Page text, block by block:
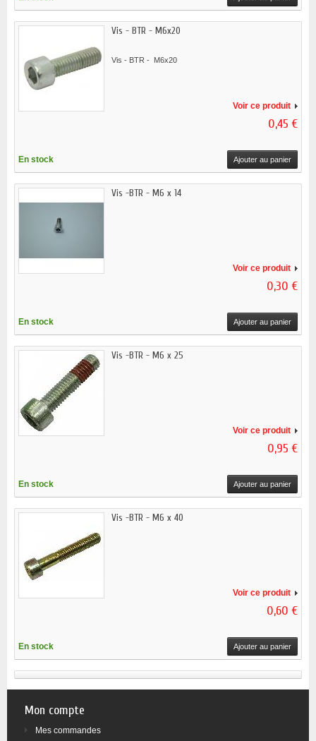
Vis - BTR - M6x20
Vis - BTR - M6x20
Voir ce produit
0,45 €
En stock Ajouter au panier
Vis -BTR - M6 x 14
Voir ce produit
0,30 €
En stock Ajouter au panier
Vis -BTR - M6 x 25
Voir ce produit
0,95 €
En stock Ajouter au panier
Vis -BTR - M6 x 40
Voir ce produit
0,60 €
En stock Ajouter au panier
Mon compte
Mes commandes